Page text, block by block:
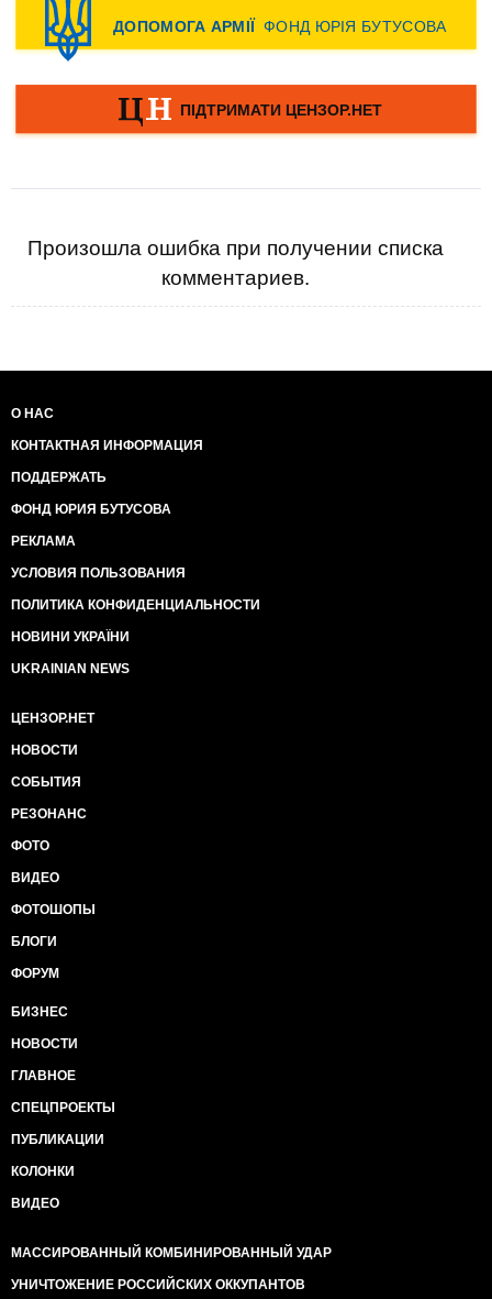
Произошла ошибка при получении списка
комментариев.
О НАС
КОНТАКТНАЯ ИНФОРМАЦИЯ
ПОДДЕРЖАТЬ
ФОНД ЮРИЯ БУТУСОВА
РЕКЛАМА
УСЛОВИЯ ПОЛЬЗОВАНИЯ
ПОЛИТИКА КОНФИДЕНЦИАЛЬНОСТИ
НОВИНИ УКРАЇНИ
UKRAINIAN NEWS
ЦЕНЗОР.НЕТ
НОВОСТИ
СОБЫТИЯ
РЕЗОНАНС
ФОТО
ВИДЕО
ФОТОШОПЫ
БЛОГИ
ФОРУМ
БИЗНЕС
НОВОСТИ
ГЛАВНОЕ
СПЕЦПРОЕКТЫ
ПУБЛИКАЦИИ
КОЛОНКИ
ВИДЕО
МАССИРОВАННЫЙ КОМБИНИРОВАННЫЙ УДАР
УНИЧТОЖЕНИЕ РОССИЙСКИХ ОККУПАНТОВ